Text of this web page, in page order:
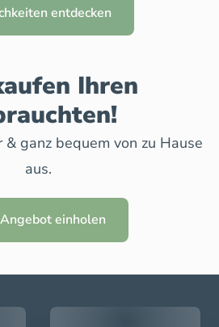
entdecken
Ihren
& ganz bequem von zu Hause
aus.
einholen